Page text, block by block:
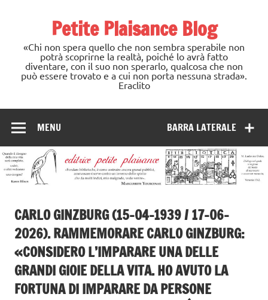
Petite Plaisance Blog
«Chi non spera quello che non sembra sperabile non
potrà scoprirne la realtà, poiché lo avrà fatto
diventare, con il suo non sperarlo, qualcosa che non
può essere trovato e a cui non porta nessuna strada».
Eraclito
BARRA LATERALE
MENU
CARLO GINZBURG (15-04-1939 / 17-06-
2026). RAMMEMORARE CARLO GINZBURG:
«CONSIDERO L’IMPARARE UNA DELLE
GRANDI GIOIE DELLA VITA. HO AVUTO LA
FORTUNA DI IMPARARE DA PERSONE